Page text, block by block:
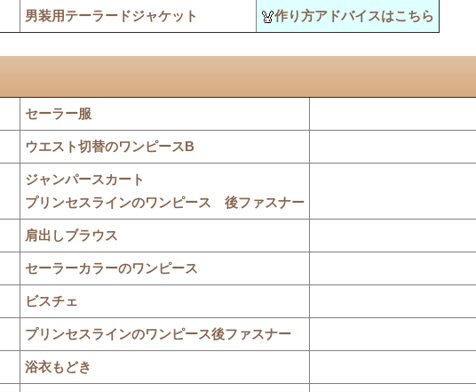
男装用テーラードジャケット 作り方アドバイスはこちら
セーラー服
ウエスト切替のワンピースB
ジャンパースカート
プリンセスラインのワンピース 後ファスナー
肩出しブラウス
セーラーカラーのワンピース
ビスチェ
プリンセスラインのワンピース後ファスナー
浴衣もどき